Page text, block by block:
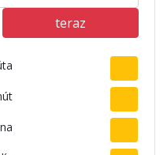
teraz